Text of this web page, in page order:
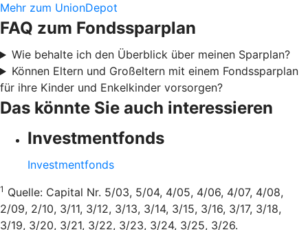
Mehr zum UnionDepot
FAQ zum Fondssparplan
Wie behalte ich den Überblick über meinen Sparplan?
Können Eltern und Großeltern mit einem Fondssparplan
für ihre Kinder und Enkelkinder vorsorgen?
Das könnte Sie auch interessieren
Investmentfonds
Investmentfonds
1 Quelle: Capital Nr. 5/03, 5/04, 4/05, 4/06, 4/07, 4/08,
2/09, 2/10, 3/11, 3/12, 3/13, 3/14, 3/15, 3/16, 3/17, 3/18,
3/19, 3/20, 3/21, 3/22, 3/23, 3/24, 3/25, 3/26.